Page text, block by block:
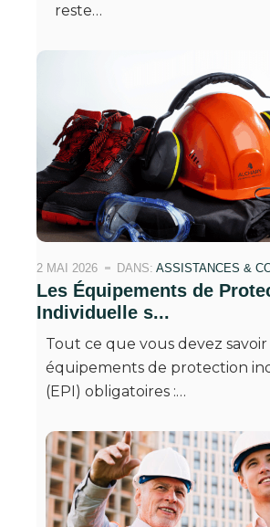
reste…
2 MAI 2026 DANS: ASSISTANCES &
Les Équipements de
Individuelle s...
Tout ce que vous devez
équipements de protection
(EPI) obligatoires :…